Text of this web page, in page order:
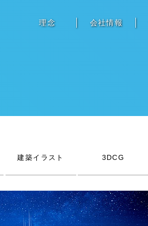
理念 会社情報
建築イラスト 3DCG